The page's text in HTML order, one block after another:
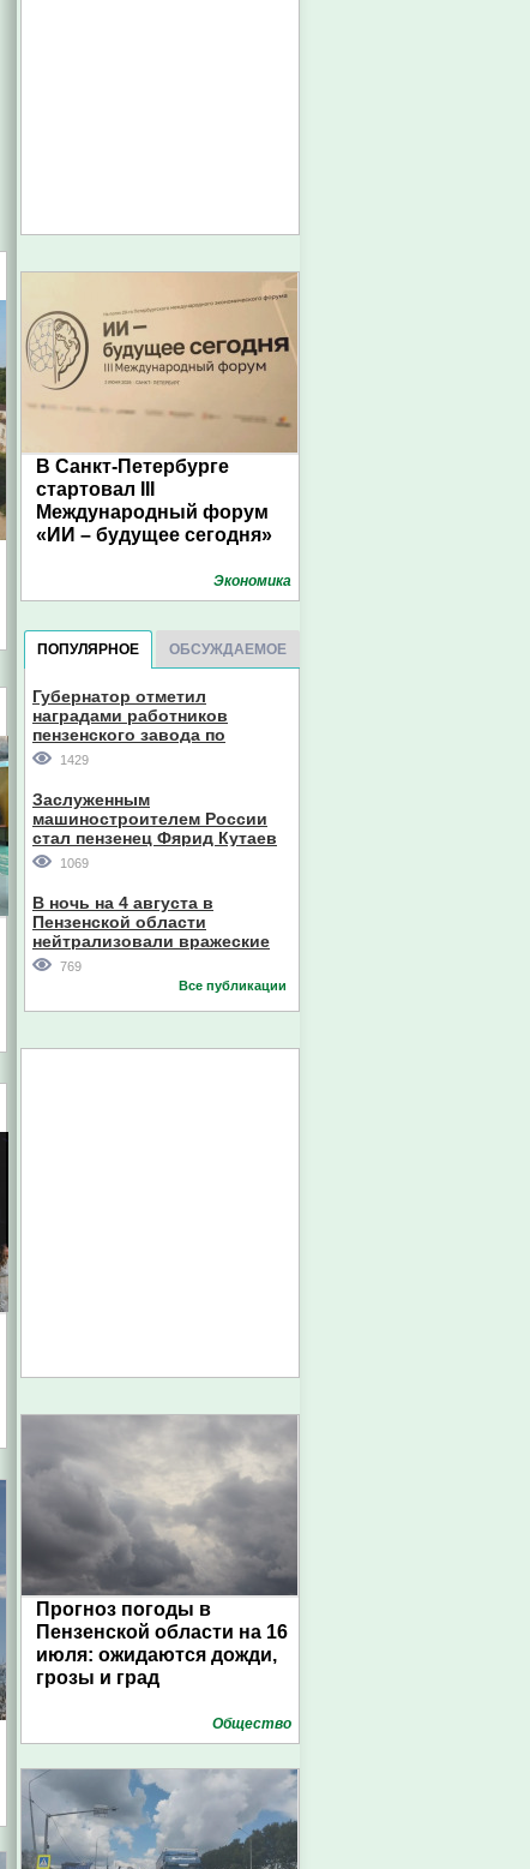
В Санкт-Петербурге
стартовал III
Международный форум
«ИИ – будущее сегодня»
Экономика
ПОПУЛЯРНОЕ ОБСУЖДАЕМОЕ
Губернатор отметил
наградами работников
пензенского завода по
производству станков
1429
Заслуженным
машиностроителем России
стал пензенец Фярид Кутаев
1069
В ночь на 4 августа в
Пензенской области
нейтрализовали вражеские
дроны
769
Все публикации
Прогноз погоды в
Пензенской области на 16
июля: ожидаются дожди,
грозы и град
Общество